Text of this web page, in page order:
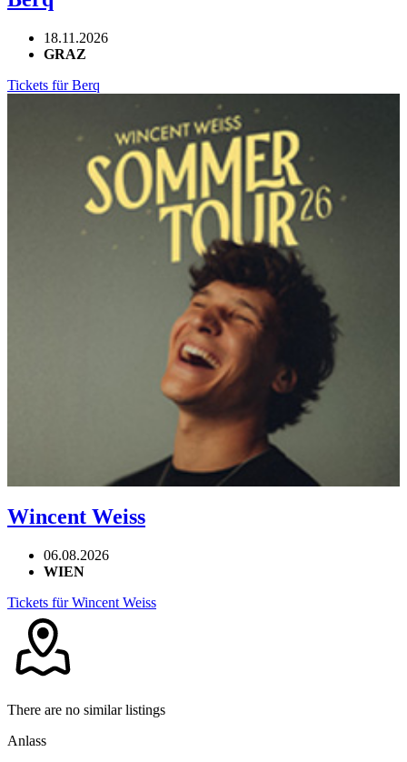
18.11.2026
GRAZ
Tickets für Berq
Wincent Weiss
06.08.2026
WIEN
Tickets für Wincent Weiss
There are no similar listings
Anlass